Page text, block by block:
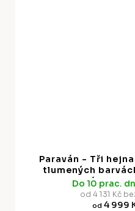
Paraván - Tři
tlumených
skupinách v
Do 10 prac.
od 4 131 Kč
od 4 999